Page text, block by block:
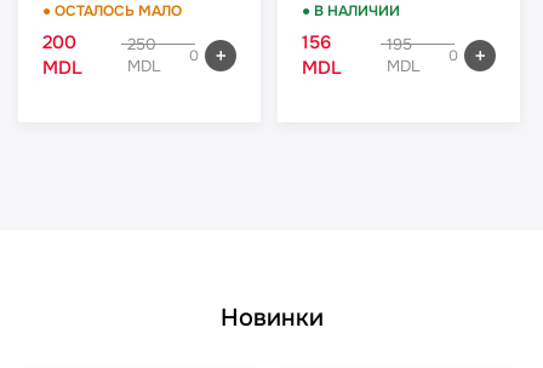
● ОСТАЛОСЬ МАЛО
200
MDL
250
MDL
0
● В НАЛИЧИИ
156
MDL
195
MDL
0
Новинки